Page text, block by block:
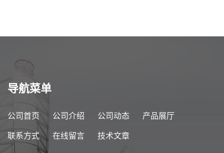
导航菜单
公司首页 公司介绍 公司动态 产品展厅
联系方式 在线留言 技术文章